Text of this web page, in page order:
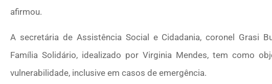
afirmou.
A secretária de Assistência Social e Cidadania, coronel Grasi
Família Solidário, idealizado por Virginia Mendes, tem como
vulnerabilidade, inclusive em casos de emergência.